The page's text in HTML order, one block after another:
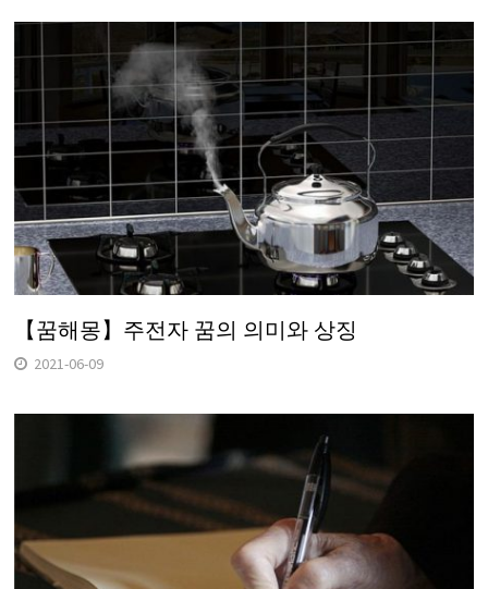
【꿈해몽】주전자 꿈의 의미와 상징
2021-06-09